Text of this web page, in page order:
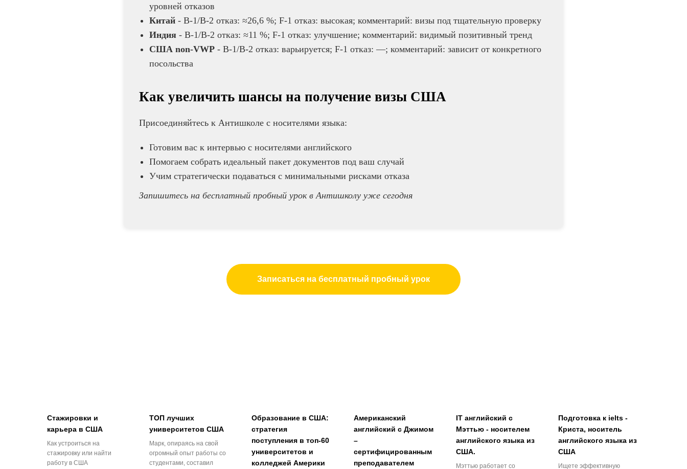
уровней отказов
Китай - B-1/B-2 отказ: ≈26,6 %; F-1 отказ: высокая; комментарий: визы под тщательную проверку
Индия - B-1/B-2 отказ: ≈11 %; F-1 отказ: улучшение; комментарий: видимый позитивный тренд
США non-VWP - B-1/B-2 отказ: варьируется; F-1 отказ: —; комментарий: зависит от конкретного
посольства
Как увеличить шансы на получение визы США
Присоединяйтесь к Антишколе с носителями языка:
Готовим вас к интервью с носителями английского
Помогаем собрать идеальный пакет документов под ваш случай
Учим стратегически подаваться с минимальными рисками отказа
Запишитесь на бесплатный пробный урок в Антишколу уже сегодня
Записаться на бесплатный пробный урок
Стажировки и
карьера в США
Как устроиться на
стажировку или найти
работу в США
ТОП лучших
университетов США
Марк, опираясь на свой
огромный опыт работы со
студентами, составил
Образование в США:
стратегия
поступления в топ-60
университетов и
колледжей Америки
Американский
английский с Джимом
–
сертифицированным
преподавателем
IT английский с
Мэттью - носителем
английского языка из
США.
Мэттью работает со
Подготовка к ielts -
Криста, носитель
английского языка из
США
Ищете эффективную